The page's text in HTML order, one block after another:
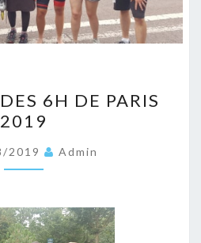
DES
6H
DE
PARIS
6H DE PARIS
2019
2019 Admin